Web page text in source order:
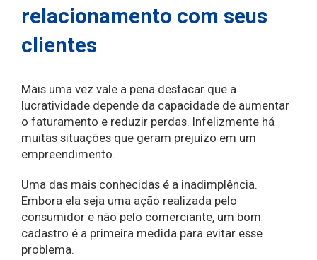
relacionamento com seus
clientes
Mais uma vez vale a pena destacar que a
lucratividade depende da capacidade de aumentar
o faturamento e reduzir perdas. Infelizmente há
muitas situações que geram prejuízo em um
empreendimento.
Uma das mais conhecidas é a inadimplência.
Embora ela seja uma ação realizada pelo
consumidor e não pelo comerciante, um bom
cadastro é a primeira medida para evitar esse
problema.